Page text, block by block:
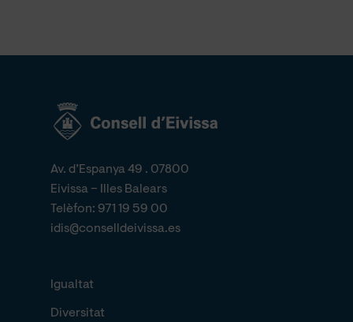
Av. d’Espanya 49 . 07800
Eivissa – Illes Balears
Telèfon: 971 19 59 00
idis@conselldeivissa.es
Igualtat
Diversitat